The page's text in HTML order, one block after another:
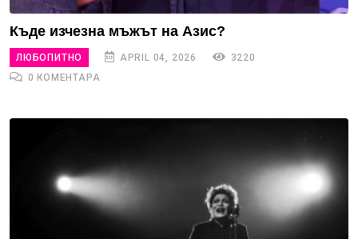
Къде изчезна мъжът на Азис?
ЛЮБОПИТНО APRIL 04, 2026
3220
0 КОМЕНТАРА